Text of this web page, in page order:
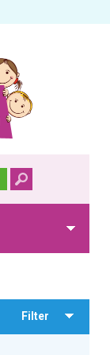
Filter